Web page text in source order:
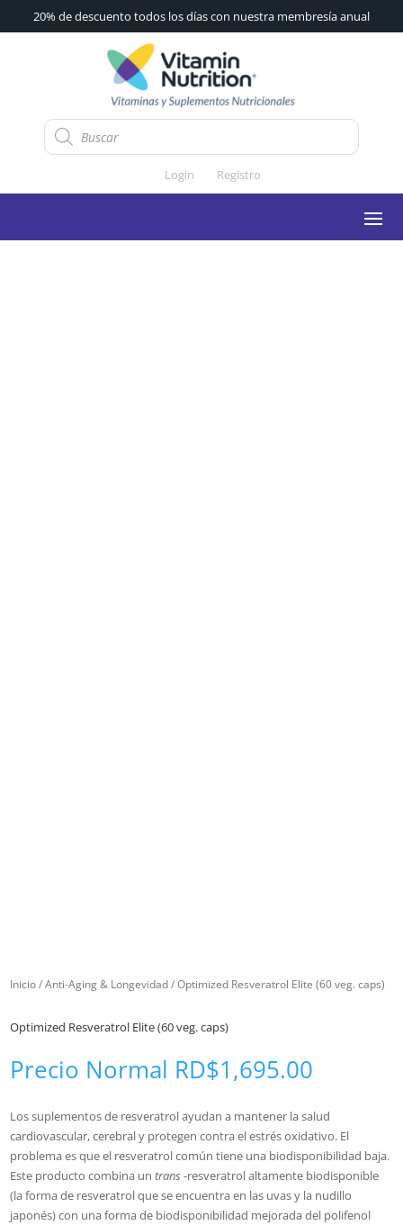
20% de descuento todos los días con nuestra membresía anual
Búsqueda
de
productos
Login
Registro
Inicio/Anti-Aging & Longevidad/ Optimized Resveratrol Elite (60 veg. caps)
Optimized Resveratrol Elite (60 veg. caps)
Precio Normal RD$1,695.00
Los suplementos de resveratrol ayudan a mantener la salud
cardiovascular, cerebral y protegen contra el estrés oxidativo. El
problema es que el resveratrol común tiene una biodisponibilidad baja.
Este producto combina untrans -resveratrol altamente biodisponible
(la forma de resveratrol que se encuentra en las uvas y la nudillo
japonés) con una forma de biodisponibilidad mejorada del polifenol